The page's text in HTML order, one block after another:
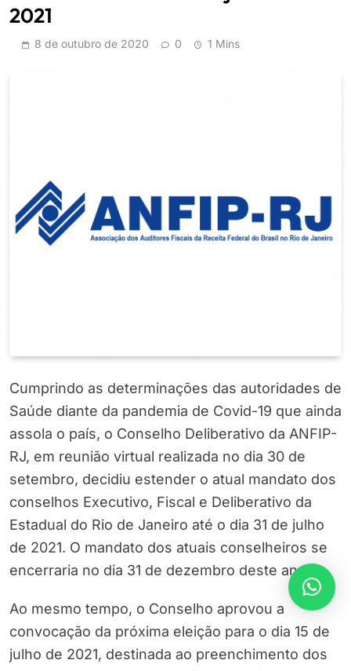
2021
8 de outubro de 2020 0 1 Mins
Cumprindo as determinações das autoridades de
Saúde diante da pandemia de Covid-19 que ainda
assola o país, o Conselho Deliberativo da ANFIP-
RJ, em reunião virtual realizada no dia 30 de
setembro, decidiu estender o atual mandato dos
conselhos Executivo, Fiscal e Deliberativo da
Estadual do Rio de Janeiro até o dia 31 de julho
de 2021. O mandato dos atuais conselheiros se
encerraria no dia 31 de dezembro deste ano.
Ao mesmo tempo, o Conselho aprovou a
convocação da próxima eleição para o dia 15 de
julho de 2021, destinada ao preenchimento dos